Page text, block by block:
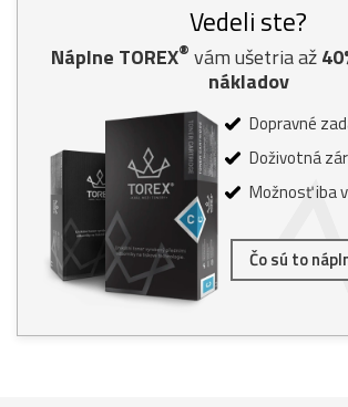
Vedeli ste?
Náplne TOREX® vám ušetria až
nákladov
Dopravné
Doživotná
Možnosť iba
Čo sú to